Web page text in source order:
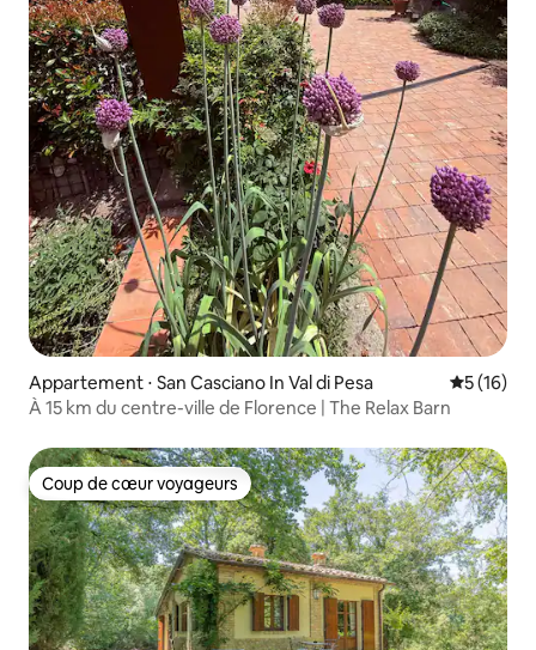
Appartement ⋅ San Casciano In Val di Pesa
5 (16)
À 15 km du centre-ville de Florence | The Relax Barn
Coup de cœur voyageurs
Coup de cœur voyageurs